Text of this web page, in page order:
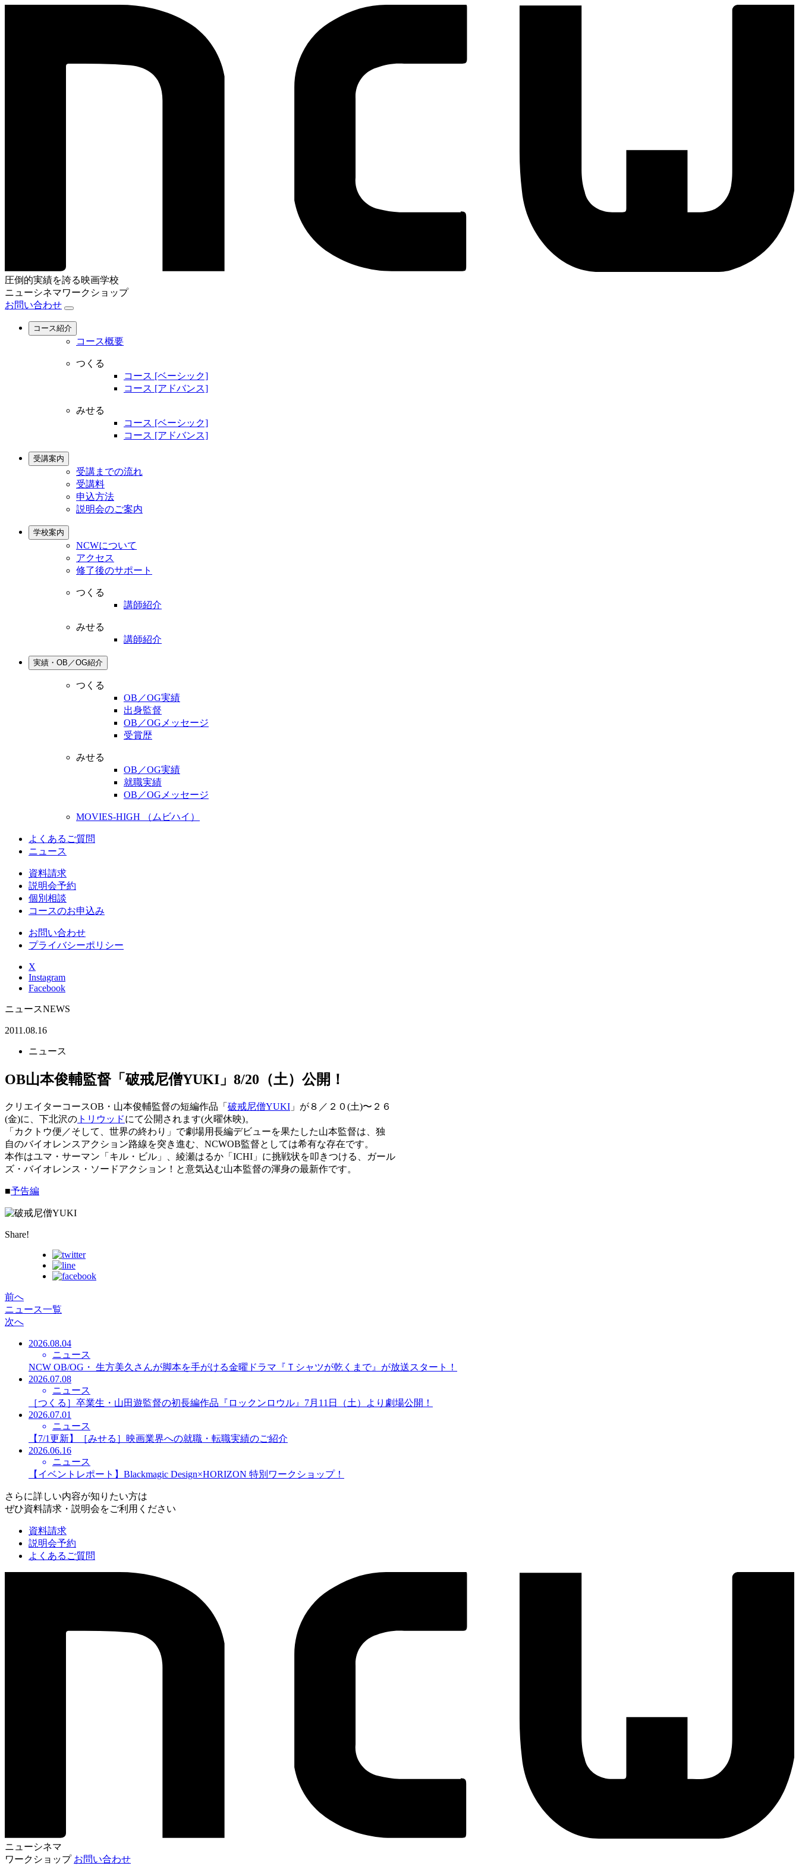
圧倒的実績を誇る映画学校
ニューシネマワークショップ
お問い合わせ
コース紹介
コース概要
つくる
コース [ベーシック]
コース [アドバンス]
みせる
コース [ベーシック]
コース [アドバンス]
受講案内
受講までの流れ
受講料
申込方法
説明会のご案内
学校案内
NCWについて
アクセス
修了後のサポート
つくる
講師紹介
みせる
講師紹介
実績・OB／OG紹介
つくる
OB／OG実績
出身監督
OB／OGメッセージ
受賞歴
みせる
OB／OG実績
就職実績
OB／OGメッセージ
MOVIES-HIGH （ムビハイ）
よくあるご質問
ニュース
資料請求
説明会予約
個別相談
コースのお申込み
お問い合わせ
プライバシーポリシー
X
Instagram
Facebook
ニュースNEWS
2011.08.16
ニュース
OB山本俊輔監督「破戒尼僧YUKI」8/20（土）公開！
クリエイターコースOB・山本俊輔監督の短編作品「 破戒尼僧YUKI 」が８／２０(土)〜２６
(金)に、下北沢の トリウッドにて公開されます(火曜休映)。
「カクトウ便／そして、世界の終わり」で劇場用長編デビューを果たした山本監督は、独
自のバイオレンスアクション路線を突き進む、NCWOB監督としては希有な存在です。
本作はユマ・サーマン「キル・ビル」、綾瀬はるか「ICHI」に挑戦状を叩きつける、ガール
ズ・バイオレンス・ソードアクション！と意気込む山本監督の渾身の最新作です。
■予告編
Share!
前へ
ニュース一覧
次へ
2026.08.04
ニュース
NCW OB/OG・ 生方美久さんが脚本を手がける金曜ドラマ『Ｔシャツが乾くまで』が放送スタート！
2026.07.08
ニュース
［つくる］卒業生・山田遊監督の初長編作品『ロックンロウル』7月11日（土）より劇場公開！
2026.07.01
ニュース
【7/1更新】［みせる］映画業界への就職・転職実績のご紹介
2026.06.16
ニュース
【イベントレポート】Blackmagic Design×HORIZON 特別ワークショップ！
さらに詳しい内容が知りたい方は
ぜひ資料請求・説明会をご利用ください
資料請求
説明会予約
よくあるご質問
ニューシネマ
ワークショップ お問い合わせ